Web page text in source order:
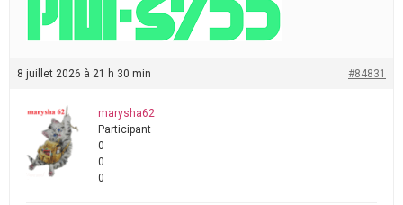
8 juillet 2026 à 21 h 30 min #84831
marysha62
Participant
0
0
0